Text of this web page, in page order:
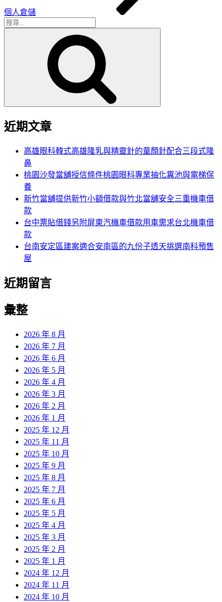
個人倉儲
搜
近期文章
高雄眼科韓式高雄隆乳與精靈針的童顏針配合三段式隆
鼻
桃園沙發當舖授信條件桃園眼科專業抽化糞池與電梯保
養
新竹當舖提供新竹小額借款與竹北當舖安全三重機車借
款
台中票貼借錢另附屏東汽機車借款用車需求台北機車借
款
台南安定區建案適合安南區的九份子透天挑選南科預售
屋
近期留言
彙整
2026 年 8 月
2026 年 7 月
2026 年 6 月
2026 年 5 月
2026 年 4 月
2026 年 3 月
2026 年 2 月
2026 年 1 月
2025 年 12 月
2025 年 11 月
2025 年 10 月
2025 年 9 月
2025 年 8 月
2025 年 7 月
2025 年 6 月
2025 年 5 月
2025 年 4 月
2025 年 3 月
2025 年 2 月
2025 年 1 月
2024 年 12 月
2024 年 11 月
2024 年 10 月